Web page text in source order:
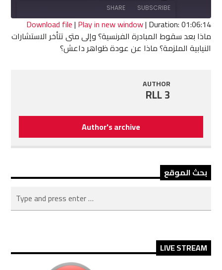
10
Seconds
seconds
SUBSCRIBE
SHARE
RSS FEED
SHARE
Download file| Play in new window| Duration: 01:06:14
ماذا بعد سقوط المبادرة الفرنسية؟ وإلى متى تتأخر الاستشارات
النيابية الملزمة؟ ماذا عن عودة ظواهر داعش؟
AUTHOR
RLL 3
Author's archive
بحث الموقع
LIVE STREAM